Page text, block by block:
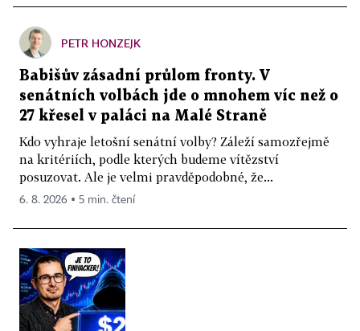
PETR HONZEJK
Babišův zásadní průlom fronty. V
senátních volbách jde o mnohem víc než o
27 křesel v paláci na Malé Straně
Kdo vyhraje letošní senátní volby? Záleží samozřejmě
na kritériích, podle kterých budeme vítězství
posuzovat. Ale je velmi pravděpodobné, že...
6. 8. 2026 ▪ 5 min. čtení